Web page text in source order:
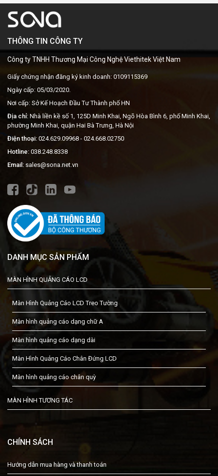
THÔNG TIN CÔNG TY
Công ty TNHH Thương Mại Công Nghệ Viethitek Việt Nam
Giấy chứng nhận đăng ký kinh doanh: 0109115369
Ngày cấp: 05/03/2020.
Nơi cấp: Sở Kế Hoạch Đầu Tư Thành phố HN
Địa chỉ: Nhà liền kề số 1, 125D Minh Khai, Ngõ Hòa Bình 6, phố Minh Khai,
phường Minh Khai, quận Hai Bà Trưng, Hà Nội
Điện thoại: 024.629.09968 - 024.668.02750
Hotline: 038.248.8338
Email: sales@sona.net.vn
DANH MỤC SẢN PHẨM
MÀN HÌNH QUẢNG CÁO LCD
Màn Hình Quảng Cáo LCD Treo Tường
Màn hình quảng cáo dạng chữ A
Màn hình quảng cáo dạng dài
Màn Hình Quảng Cáo Chân Đứng LCD
Màn hình quảng cáo chân quỳ
MÀN HÌNH TƯƠNG TÁC
CHÍNH SÁCH
Hướng dẫn mua hàng và thanh toán